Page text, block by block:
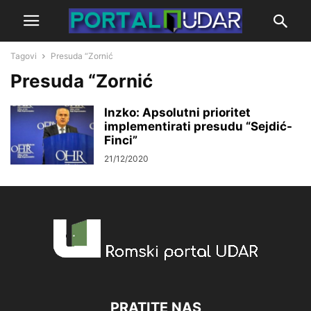
Tagovi Presuda “Zornić
Presuda “Zornić
Inzko: Apsolutni prioritet
implementirati presudu “Sejdić-
Finci”
21/12/2020
PRATITE NAS